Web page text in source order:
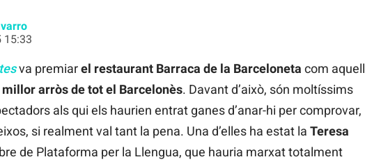
va premiarel restaurant Barraca de la Barceloneta com aquell
arròs de tot el Barcelonès. Davant d’això, són moltíssims
als qui els haurien entrat ganes d’anar-hi per comprovar,
si realment val tant la pena. Una d’elles ha estat la Teresa
de Plataforma per la Llengua, que hauria marxat totalment